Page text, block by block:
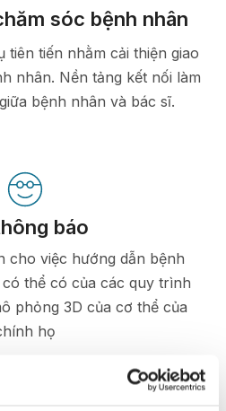
sóc bệnh nhân
tiên tiến nhằm cải thiện giao
nhân. Nền tảng kết nối làm
bệnh nhân và bác sĩ.
báo
cho việc hướng dẫn bệnh
thể có của các quy trình
phỏng 3D của cơ thể của
họ